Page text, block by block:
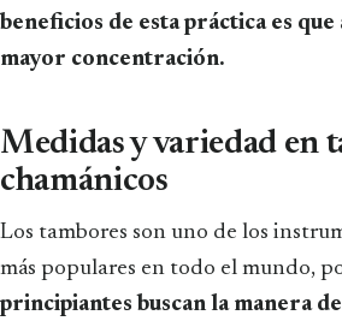
beneficios de esta práctica es
mayor concentración.
Medidas y variedad en
chamánicos
Los tambores son uno de los
más populares en todo el mundo,
principiantes buscan la manera